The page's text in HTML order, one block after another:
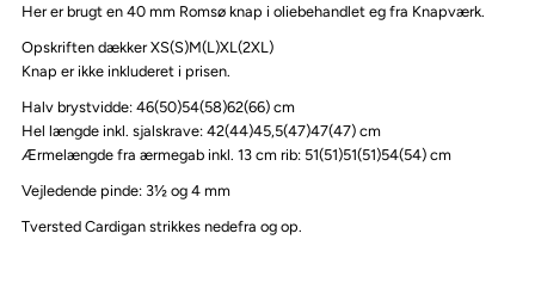
Her er brugt en 40 mm Romsø knap i oliebehandlet eg fra Knapværk.
Opskriften dækker XS(S)M(L)XL(2XL)
Knap er ikke inkluderet i prisen.
Halv brystvidde: 46(50)54(58)62(66) cm
Hel længde inkl. sjalskrave: 42(44)45,5(47)47(47) cm
Ærmelængde fra ærmegab inkl. 13 cm rib: 51(51)51(51)54(54) cm
Vejledende pinde: 3½ og 4 mm
Tversted Cardigan strikkes nedefra og op.